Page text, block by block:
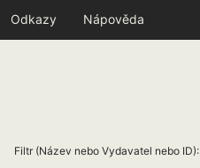
Odkazy Nápověda
Filtr (Název nebo Vydavatel nebo ID):